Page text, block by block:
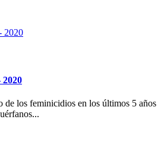
2020
de los feminicidios en los últimos 5 años